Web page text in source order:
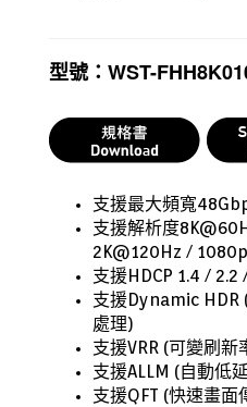
型號：WST-
支援最大頻寬
支援解析度
2K@120Hz /
支援HDCP 1.4 / 2.2
支援Dynamic HDR
處理)
支援VRR (可變刷新
支援ALLM (自動低
支援QFT (快速畫面